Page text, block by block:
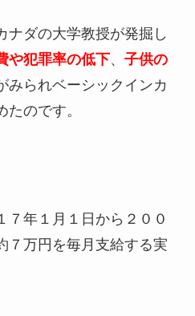
ナダの大学教授が発掘し
や犯罪率の低下、 子供の
みられベーシックインカ
のです。
７年１月１日から２００
７万円を毎月支給する実